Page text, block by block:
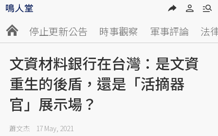
停止更新公告 時事觀察 軍事評論 法
文資材料銀行在台灣：是文資
重生的後盾，還是「活摘器
官」展示場？
蕭文杰 17 May, 2021